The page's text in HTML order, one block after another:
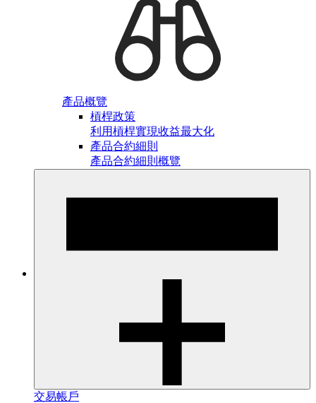
產品概覽
槓桿政策
利用槓桿實現收益最大化
產品合約細則
產品合約細則概覽
交易帳戶